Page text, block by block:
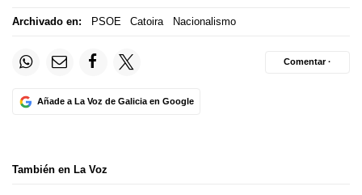
Archivado en: PSOE Catoira Nacionalismo
Añade a La Voz de Galicia en Google
Comentar ·
También en La Voz